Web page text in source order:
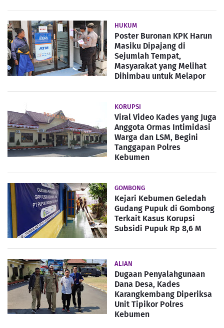
HUKUM
Poster Buronan KPK Harun
Masiku Dipajang di
Sejumlah Tempat,
Masyarakat yang Melihat
Dihimbau untuk Melapor
KORUPSI
Viral Video Kades yang Juga
Anggota Ormas Intimidasi
Warga dan LSM, Begini
Tanggapan Polres
Kebumen
GOMBONG
Kejari Kebumen Geledah
Gudang Pupuk di Gombong
Terkait Kasus Korupsi
Subsidi Pupuk Rp 8,6 M
ALIAN
Dugaan Penyalahgunaan
Dana Desa, Kades
Karangkembang Diperiksa
Unit Tipikor Polres
Kebumen